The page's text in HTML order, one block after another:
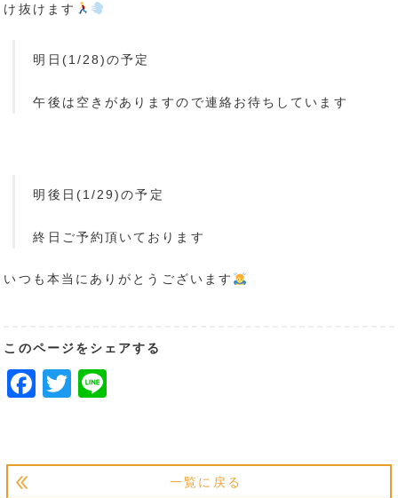
け抜けます
明日(1/28)の予定
午後は空きがありますので連絡お待ちしています
明後日(1/29)の予定
終日ご予約頂いております
いつも本当にありがとうございます
このページをシェアする
Facebook
Twitter
一覧に戻る